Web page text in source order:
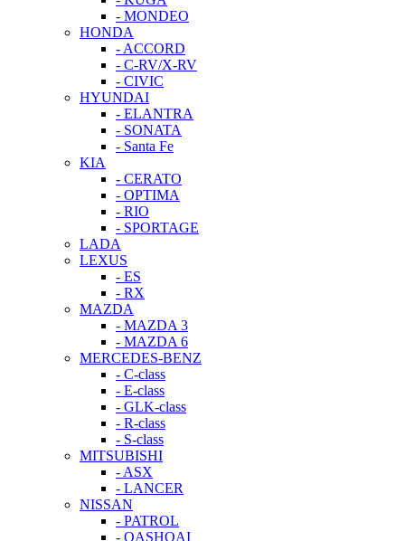
- MONDEO
HONDA
- ACCORD
- C-RV/X-RV
- CIVIC
HYUNDAI
- ELANTRA
- SONATA
- Santa Fe
KIA
- CERATO
- OPTIMA
- RIO
- SPORTAGE
LADA
LEXUS
- ES
- RX
MAZDA
- MAZDA 3
- MAZDA 6
MERCEDES-BENZ
- C-class
- E-class
- GLK-class
- R-class
- S-class
MITSUBISHI
- ASX
- LANCER
NISSAN
- PATROL
- QASHQAI